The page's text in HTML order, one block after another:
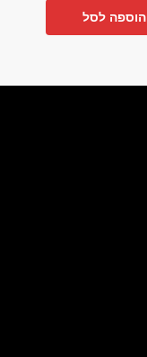
הוספה לסל